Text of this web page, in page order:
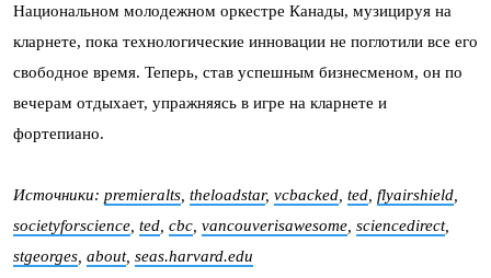
Национальном молодежном оркестре Канады, музицируя на
кларнете, пока технологические инновации не поглотили все его
свободное время. Теперь, став успешным бизнесменом, он по
вечерам отдыхает, упражняясь в игре на кларнете и
фортепиано.
Источники: premieralts theloadstar, vcbacked ted flyairshield
societyforscience ted cbc vancouverisawesome sciencedirect,
stgeorges about, seas.harvard.edu